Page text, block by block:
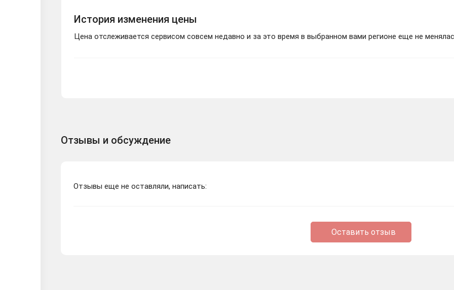
История изменения цены
Цена отслеживается сервисом совсем недавно и за это время в выбранном вами регионе еще не
Отзывы и обсуждение
Отзывы еще не оставляли, написать:
Оставить отзыв